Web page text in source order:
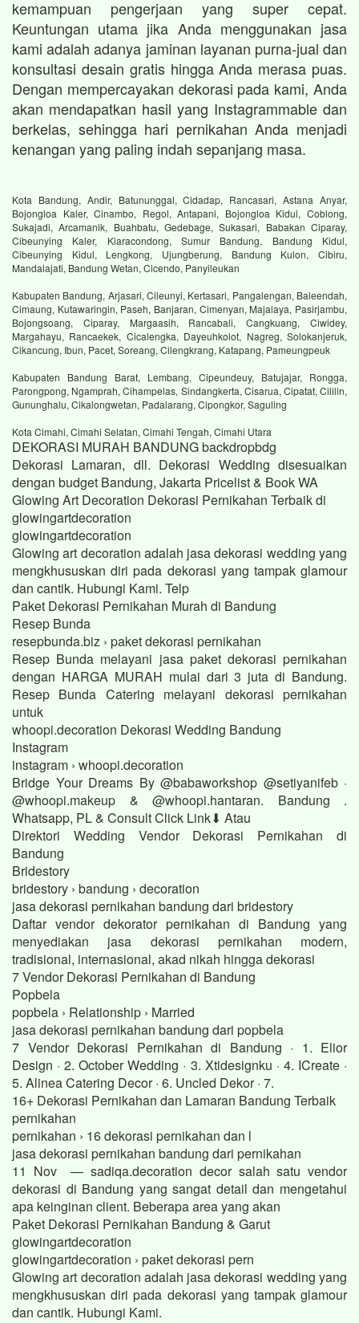
kemampuan pengerjaan yang super cepat.
Keuntungan utama jika Anda menggunakan jasa
kami adalah adanya jaminan layanan purna-jual dan
konsultasi desain gratis hingga Anda merasa puas.
Dengan mempercayakan dekorasi pada kami, Anda
akan mendapatkan hasil yang Instagrammable dan
berkelas, sehingga hari pernikahan Anda menjadi
kenangan yang paling indah sepanjang masa.
Kota Bandung, Andir, Batununggal, Cidadap, Rancasari, Astana Anyar,
Bojongloa Kaler, Cinambo, Regol, Antapani, Bojongloa Kidul, Coblong,
Sukajadi, Arcamanik, Buahbatu, Gedebage, Sukasari, Babakan Ciparay,
Cibeunying Kaler, Kiaracondong, Sumur Bandung, Bandung Kidul,
Cibeunying Kidul, Lengkong, Ujungberung, Bandung Kulon, Cibiru,
Mandalajati, Bandung Wetan, Cicendo, Panyileukan
Kabupaten Bandung, Arjasari, Cileunyi, Kertasari, Pangalengan, Baleendah,
Cimaung, Kutawaringin, Paseh, Banjaran, Cimenyan, Majalaya, Pasirjambu,
Bojongsoang, Ciparay, Margaasih, Rancabali, Cangkuang, Ciwidey,
Margahayu, Rancaekek, Cicalengka, Dayeuhkolot, Nagreg, Solokanjeruk,
Cikancung, Ibun, Pacet, Soreang, Cilengkrang, Katapang, Pameungpeuk
Kabupaten Bandung Barat, Lembang, Cipeundeuy, Batujajar, Rongga,
Parongpong, Ngamprah, Cihampelas, Sindangkerta, Cisarua, Cipatat, Cililin,
Gununghalu, Cikalongwetan, Padalarang, Cipongkor, Saguling
Kota Cimahi, Cimahi Selatan, Cimahi Tengah, Cimahi Utara
DEKORASI MURAH BANDUNG backdropbdg
Dekorasi Lamaran, dll. Dekorasi Wedding disesuaikan
dengan budget Bandung, Jakarta Pricelist & Book WA
Glowing Art Decoration Dekorasi Pernikahan Terbaik di
glowingartdecoration
glowingartdecoration
Glowing art decoration adalah jasa dekorasi wedding yang
mengkhususkan diri pada dekorasi yang tampak glamour
dan cantik. Hubungi Kami. Telp
Paket Dekorasi Pernikahan Murah di Bandung
Resep Bunda
resepbunda.biz › paket dekorasi pernikahan
Resep Bunda melayani jasa paket dekorasi pernikahan
dengan HARGA MURAH mulai dari 3 juta di Bandung.
Resep Bunda Catering melayani dekorasi pernikahan
untuk
whoopi.decoration Dekorasi Wedding Bandung
Instagram
instagram › whoopi.decoration
Bridge Your Dreams By @babaworkshop @setiyanifeb ·
@whoopi.makeup & @whoopi.hantaran. Bandung .
Whatsapp, PL & Consult Click Link⬇ Atau
Direktori Wedding Vendor Dekorasi Pernikahan di
Bandung
Bridestory
bridestory › bandung › decoration
jasa dekorasi pernikahan bandung dari bridestory
Daftar vendor dekorator pernikahan di Bandung yang
menyediakan jasa dekorasi pernikahan modern,
tradisional, internasional, akad nikah hingga dekorasi
7 Vendor Dekorasi Pernikahan di Bandung
Popbela
popbela › Relationship › Married
jasa dekorasi pernikahan bandung dari popbela
7 Vendor Dekorasi Pernikahan di Bandung · 1. Elior
Design · 2. October Wedding · 3. Xtidesignku · 4. ICreate ·
5. Alinea Catering Decor · 6. Uncled Dekor · 7.
16+ Dekorasi Pernikahan dan Lamaran Bandung Terbaik
pernikahan
pernikahan › 16 dekorasi pernikahan dan l
jasa dekorasi pernikahan bandung dari pernikahan
11 Nov — sadiqa.decoration decor salah satu vendor
dekorasi di Bandung yang sangat detail dan mengetahui
apa keinginan client. Beberapa area yang akan
Paket Dekorasi Pernikahan Bandung & Garut
glowingartdecoration
glowingartdecoration › paket dekorasi pern
Glowing art decoration adalah jasa dekorasi wedding yang
mengkhususkan diri pada dekorasi yang tampak glamour
dan cantik. Hubungi Kami.